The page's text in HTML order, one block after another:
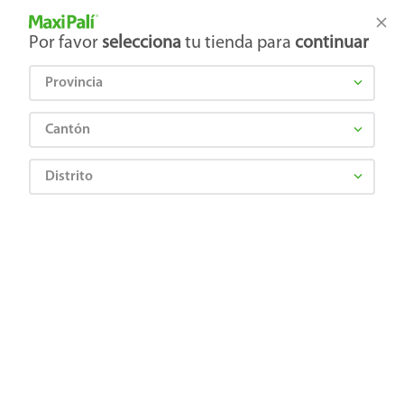
Tienda Maxi Palí
Por favor selecciona tu tienda para continuar
Provincia
Cantón
Distrito